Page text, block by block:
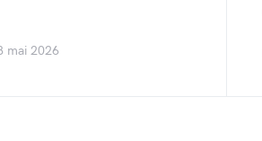
mai 2026